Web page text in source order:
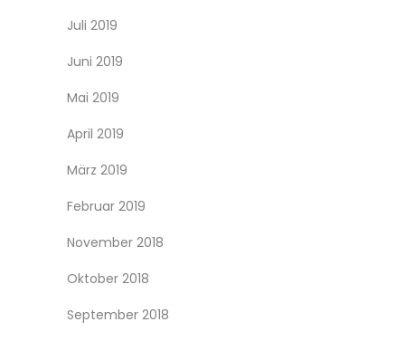
Juli 2019
Juni 2019
Mai 2019
April 2019
März 2019
Februar 2019
November 2018
Oktober 2018
September 2018